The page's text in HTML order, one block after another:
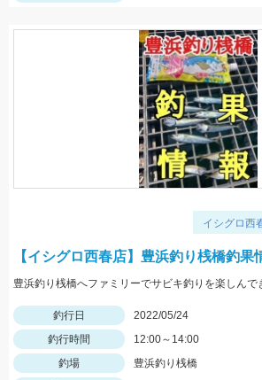
イシグロ西
【イシグロ西春店】豊浜釣り桟橋釣果
釣行日
2022/05/24
釣行時間
12:00～14:00
釣場
豊浜釣り桟橋